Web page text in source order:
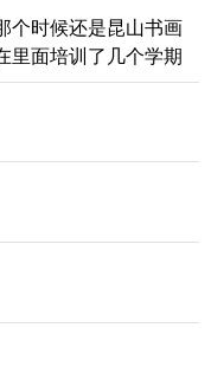
个时候还是昆山书画
里面培训了几个学期